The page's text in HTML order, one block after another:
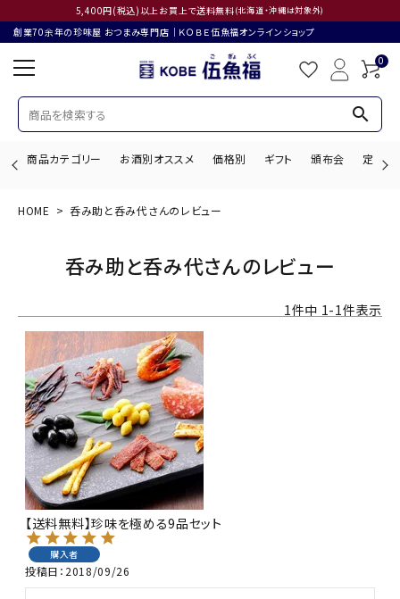
5,400円(税込)以上お買上で送料無料(北海道・沖縄は対象外)
創業70余年の珍味屋 おつまみ専門店│ＫＯＢＥ伍魚福オンラインショップ
0
search
商品カテゴリー お酒別オススメ 価格別 ギフト 頒布会 定期購
ログイン 会員登録
商品カテゴリー
お酒別オススメ
価格別
お問い合わせ
HOME 呑み助と呑み代さんのレビュー
呑み助と呑み代さんのレビュー
1件中 1-1件表示
【送料無料】珍味を極める9品セット
購入者
投稿日 2018/09/26